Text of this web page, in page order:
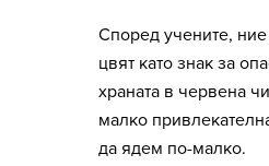
Според учените,
цвят като знак за
храната в червена
малко
да ядем по-малко.